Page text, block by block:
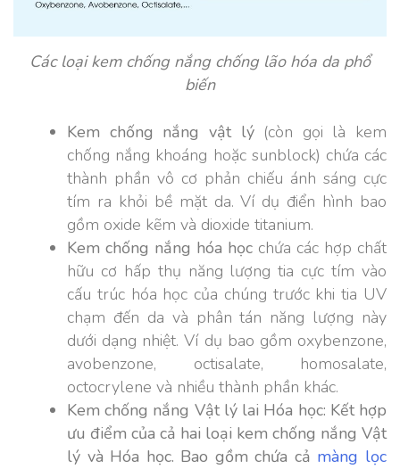
Các loại kem chống nắng chống lão hóa da phổ
biến
Kem chống nắng vật lý(còn gọi là kem
chống nắng khoáng hoặc sunblock) chứa các
thành phần vô cơ phản chiếu ánh sáng cực
tím ra khỏi bề mặt da. Ví dụ điển hình bao
gồm oxide kẽm và dioxide titanium.
Kem chống nắng hóa học chứa các hợp chất
hữu cơ hấp thụ năng lượng tia cực tím vào
cấu trúc hóa học của chúng trước khi tia UV
chạm đến da và phân tán năng lượng này
dưới dạng nhiệt. Ví dụ bao gồm oxybenzone,
avobenzone, octisalate, homosalate,
octocrylene và nhiều thành phần khác.
Kem chống nắng Vật lý lai Hóa học: Kết hợp
ưu điểm của cả hai loại kem chống nắng Vật
lý và Hóa học. Bao gồm chứa cả màng lọc